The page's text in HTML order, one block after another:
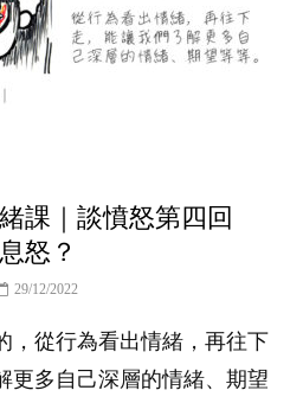
課｜談憤怒第四回
怒？
29/12/2022
，從行為看出情緒，再往下
更多自己深層的情緒、期望